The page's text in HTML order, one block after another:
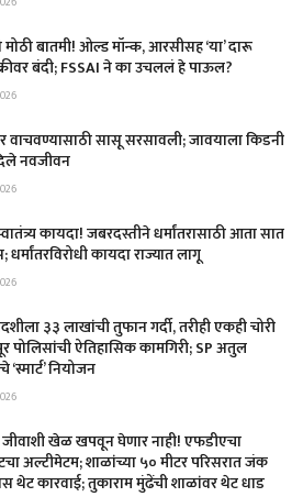
मोठी बातमी! ओल्ड मॉन्क, आरसीसह ‘या’ दारू
बंदी; FSSAI ने का उचललं हे पाऊल?
वाचवण्यासाठी सासू सरसावली; जावयाला किडनी
नवजीवन
कायदा! जबरदस्तीने धर्मांतरासाठी आता सात
धर्मांतरविरोधी कायदा राज्यात लागू
३३ लाखांची तुफान गर्दी, तरीही एकही चोरी
पोलिसांची ऐतिहासिक कामगिरी; SP अतुल
नियोजन
जीवाशी खेळ खपवून घेणार नाही! एफडीएचा
अल्टीमेटम; शाळांच्या ५० मीटर परिसरात जंक
थेट कारवाई; तुकाराम मुंढेंची शाळांवर थेट धाड